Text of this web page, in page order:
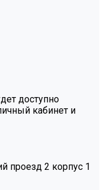
доступно
кабинет и
проезд 2 корпус 1